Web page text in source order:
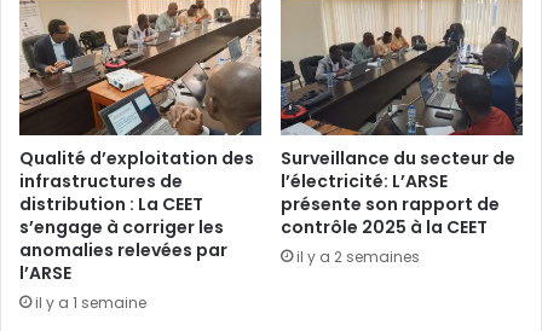
Qualité d’exploitation des
infrastructures de
distribution : La CEET
s’engage à corriger les
anomalies relevées par
l’ARSE
il y a 1 semaine
Surveillance du secteur de
l’électricité: L’ARSE
présente son rapport de
contrôle 2025 à la CEET
il y a 2 semaines